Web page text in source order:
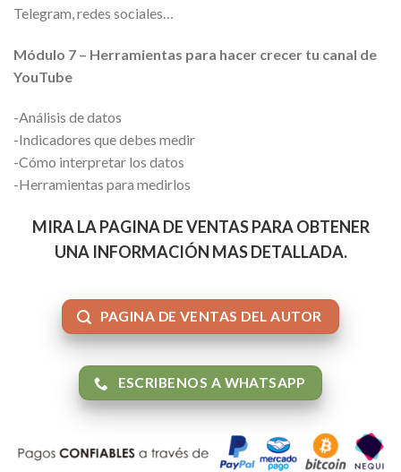
Telegram, redes sociales…
Módulo 7 – Herramientas para hacer crecer tu canal de
YouTube
-Análisis de datos
-Indicadores que debes medir
-Cómo interpretar los datos
-Herramientas para medirlos
MIRA LA PAGINA DE VENTAS PARA OBTENER
UNA INFORMACIÓN MAS DETALLADA.
PAGINA DE VENTAS DEL AUTOR
ESCRIBENOS A WHATSAPP